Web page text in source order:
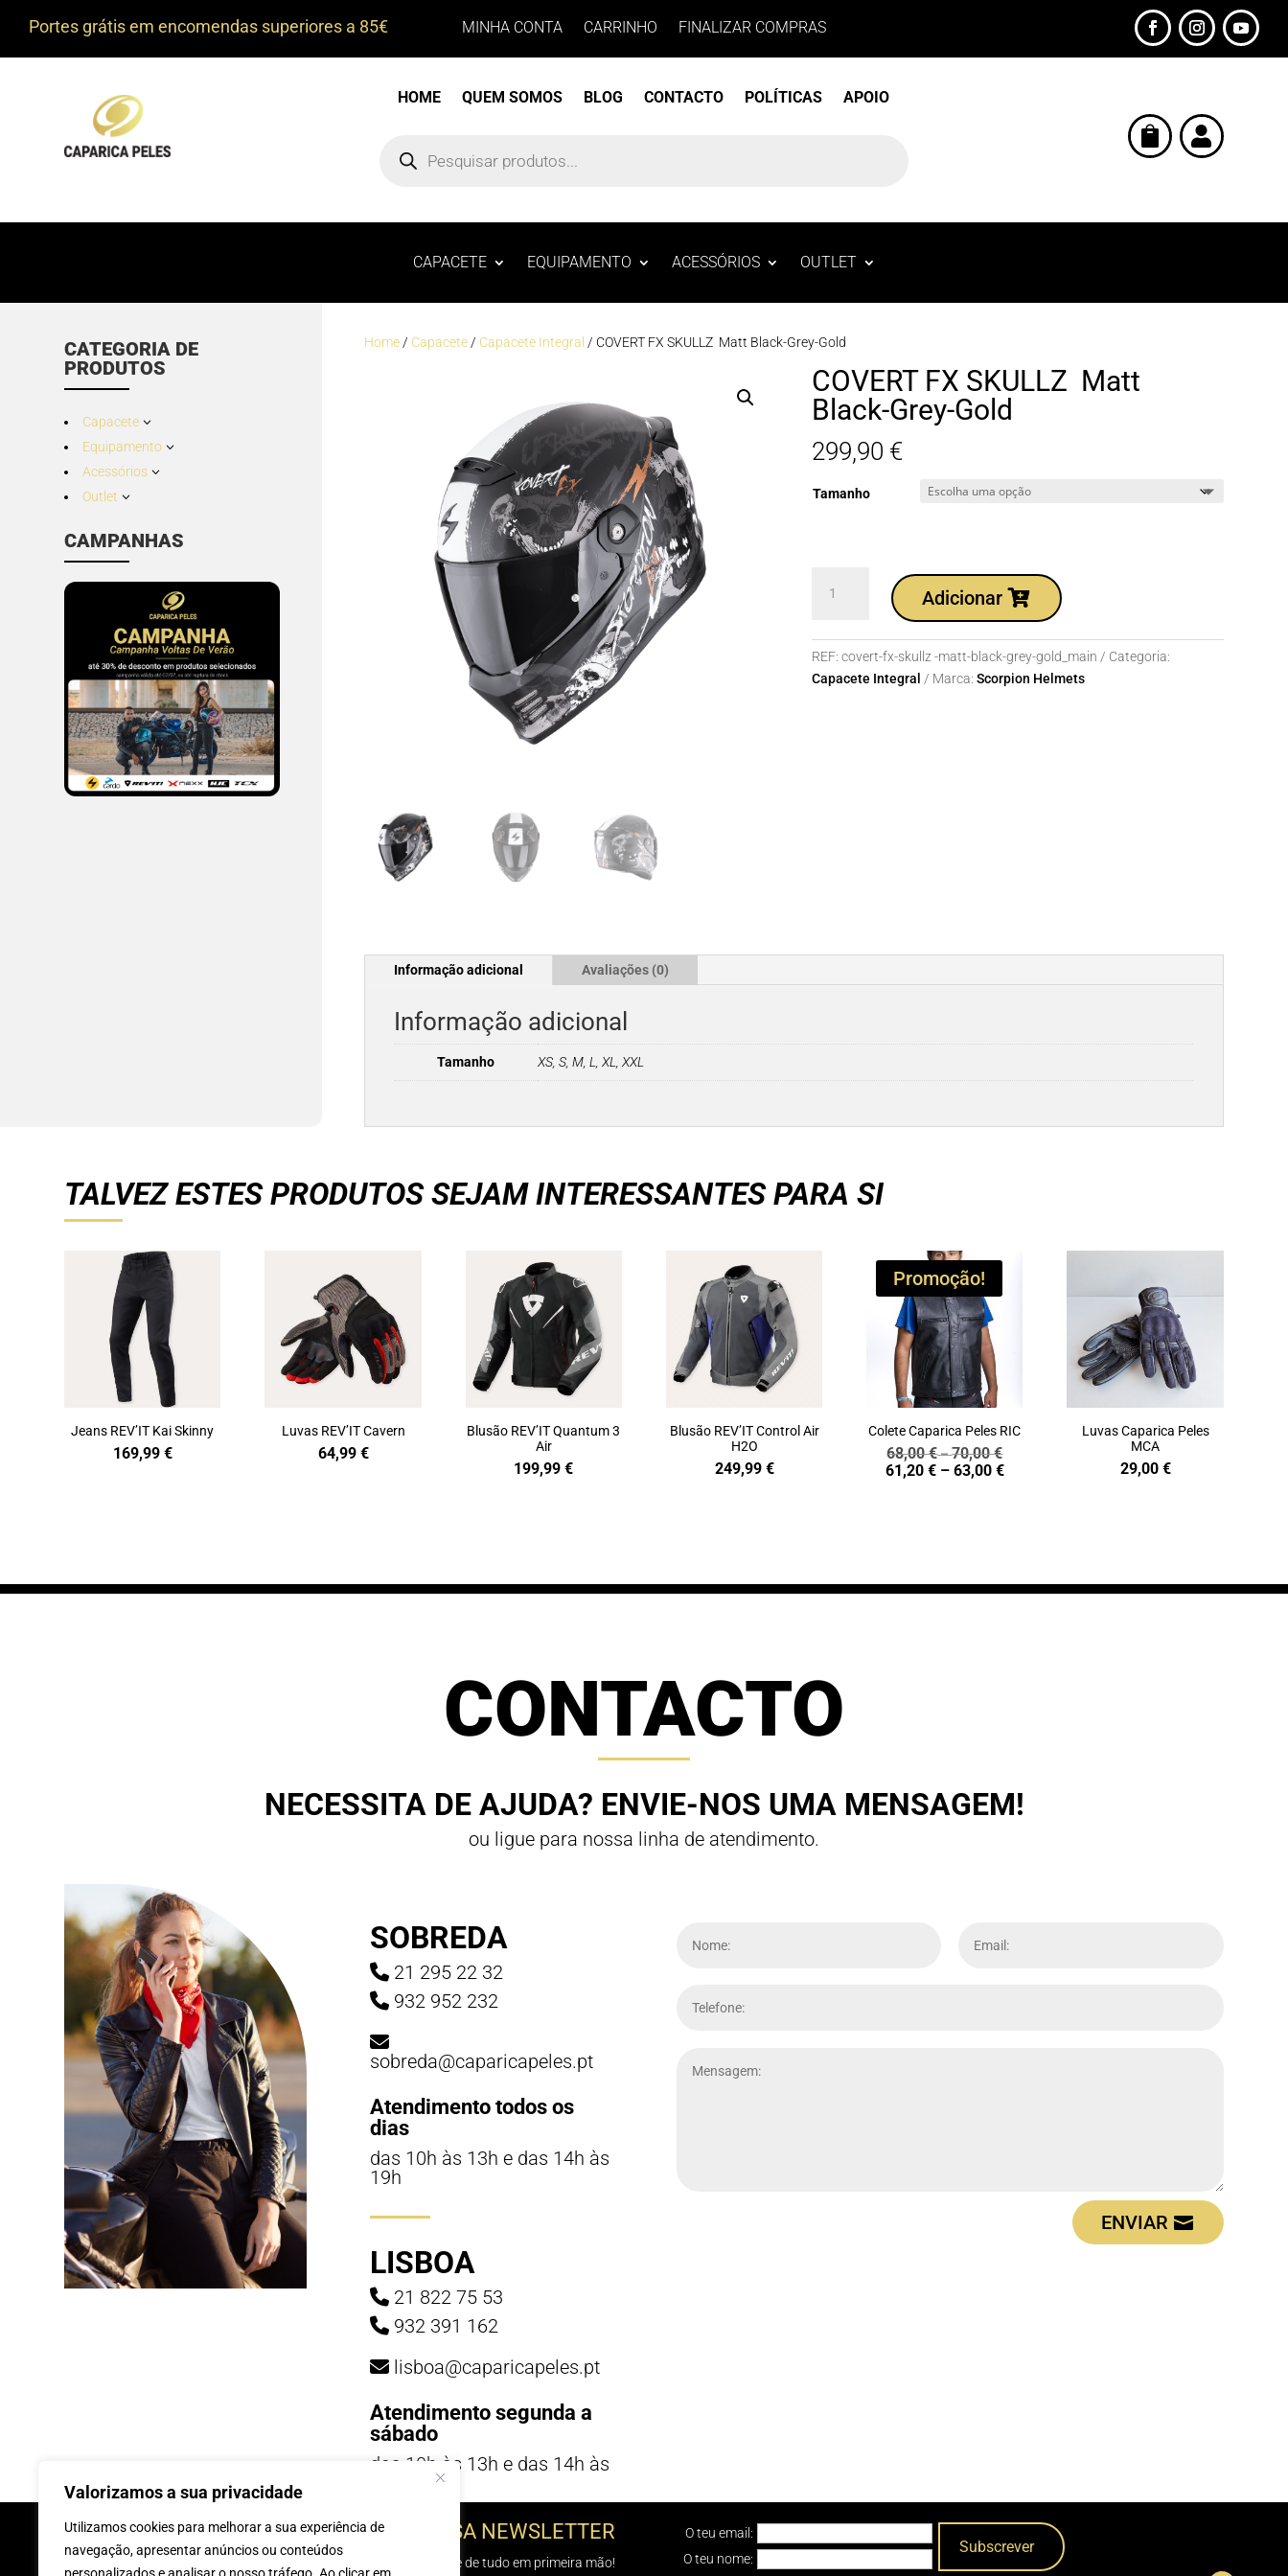
Valorizamos a sua privacidade
Utilizamos cookies para melhorar a sua experiência de
navegação, apresentar anúncios ou conteúdos
Portes grátis em encomendas superiores a 85€ MINHA CONTA CARRINHO FINALIZAR COMPRAS
HOME QUEM SOMOS BLOG CONTACTO POLÍTICAS APOIO
search
 
CAPACETE EQUIPAMENTO ACESSÓRIOS OUTLET
CATEGORIA DE
PRODUTOS
Capacete 3
Equipamento 3
Acessórios 3
Outlet 3
CAMPANHAS
Home / Capacete / Capacete Integral / COVERT FX SKULLZ Matt Black-Grey-Gold
COVERT FX SKULLZ Matt
Black-Grey-Gold
299,90 €
Tamanho
FX
SKULLZ
Matt
Adicionar
REF: covert-fx-skullz -matt-black-grey-gold_main
Categoria:
Capacete Integral
Marca: Scorpion Helmets
Informação adicional Avaliações (0)
Informação adicional
Tamanho XS, S, M, L, XL, XXL
TALVEZ ESTES PRODUTOS SEJAM INTERESSANTES PARA SI
Jeans REV’IT Kai Skinny
169,99 €
Luvas REV’IT Cavern
64,99 €
Blusão REV’IT Quantum 3
Air
199,99€
Blusão REV’IT Control Air
H2O
249,99 €
Promoção!
Colete Caparica Peles RIC
68,00€–70,00€Price
range:
61,20 € – 63,00 €Price
Luvas Caparica Peles
MCA
29,00 €
CONTACTO
NECESSITA DE AJUDA? ENVIE-NOS UMA MENSAGEM!
ou ligue para nossa linha de atendimento.
SOBREDA
21 295 22 32
932 952 232
sobreda@caparicapeles.pt
Atendimento todos os
dias
das 10h às 13h e das 14h às
19h
LISBOA
21 822 75 53
932 391 162
lisboa@caparicapeles.pt
Atendimento segunda a
sábado
das 10h às 13h e das 14h às
ENVIAR
INSCREVE-TE Á NOSSA NEWSLETTER
e sabe de tudo em primeira mão!
O teu email:
O teu nome: